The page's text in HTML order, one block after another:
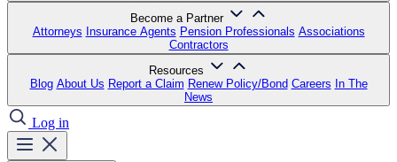
Become a Partner
Attorneys Insurance Agents Pension Professionals Associations
Contractors
Resources
Blog About Us Report a Claim Renew Policy/Bond Careers In The
News
Log in